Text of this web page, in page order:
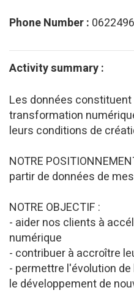
Phone Number :
Activity summary :
Les données
transformation
leurs conditions de
NOTRE
partir de données de
NOTRE OBJECTIF :
- aider nos clients à
numérique
- contribuer à accroître
- permettre l'évolution
le développement de